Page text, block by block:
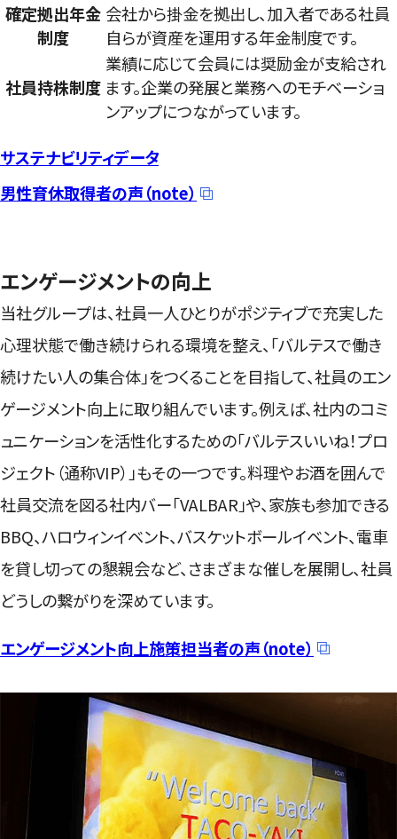
確定拠出年金
制度
会社から掛金を拠出し、加入者である社員
自らが資産を運用する年金制度です。
社員持株制度
業績に応じて会員には奨励金が支給され
ます。企業の発展と業務へのモチベーショ
ンアップにつながっています。
サステナビリティデータ
男性育休取得者の声（note）
エンゲージメントの向上
当社グループは、社員一人ひとりがポジティブで充実した
心理状態で働き続けられる環境を整え、「バルテスで働き
続けたい人の集合体」をつくることを目指して、社員のエン
ゲージメント向上に取り組んでいます。例えば、社内のコミ
ュニケーションを活性化するための「バルテスいいね！プロ
ジェクト（通称VIP）」もその一つです。料理やお酒を囲んで
社員交流を図る社内バー「VALBAR」や、家族も参加できる
BBQ、ハロウィンイベント、バスケットボールイベント、電車
を貸し切っての懇親会など、さまざまな催しを展開し、社員
どうしの繋がりを深めています。
エンゲージメント向上施策担当者の声（note）